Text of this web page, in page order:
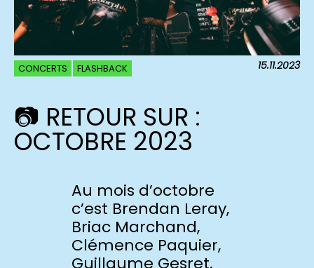
CONCERTS FLASHBACK 15.11.2023
📷 RETOUR SUR :
OCTOBRE 2023
Au mois d’octobre
c’est Brendan Leray,
Briac Marchand,
Clémence Paquier,
Guillaume Gesret,